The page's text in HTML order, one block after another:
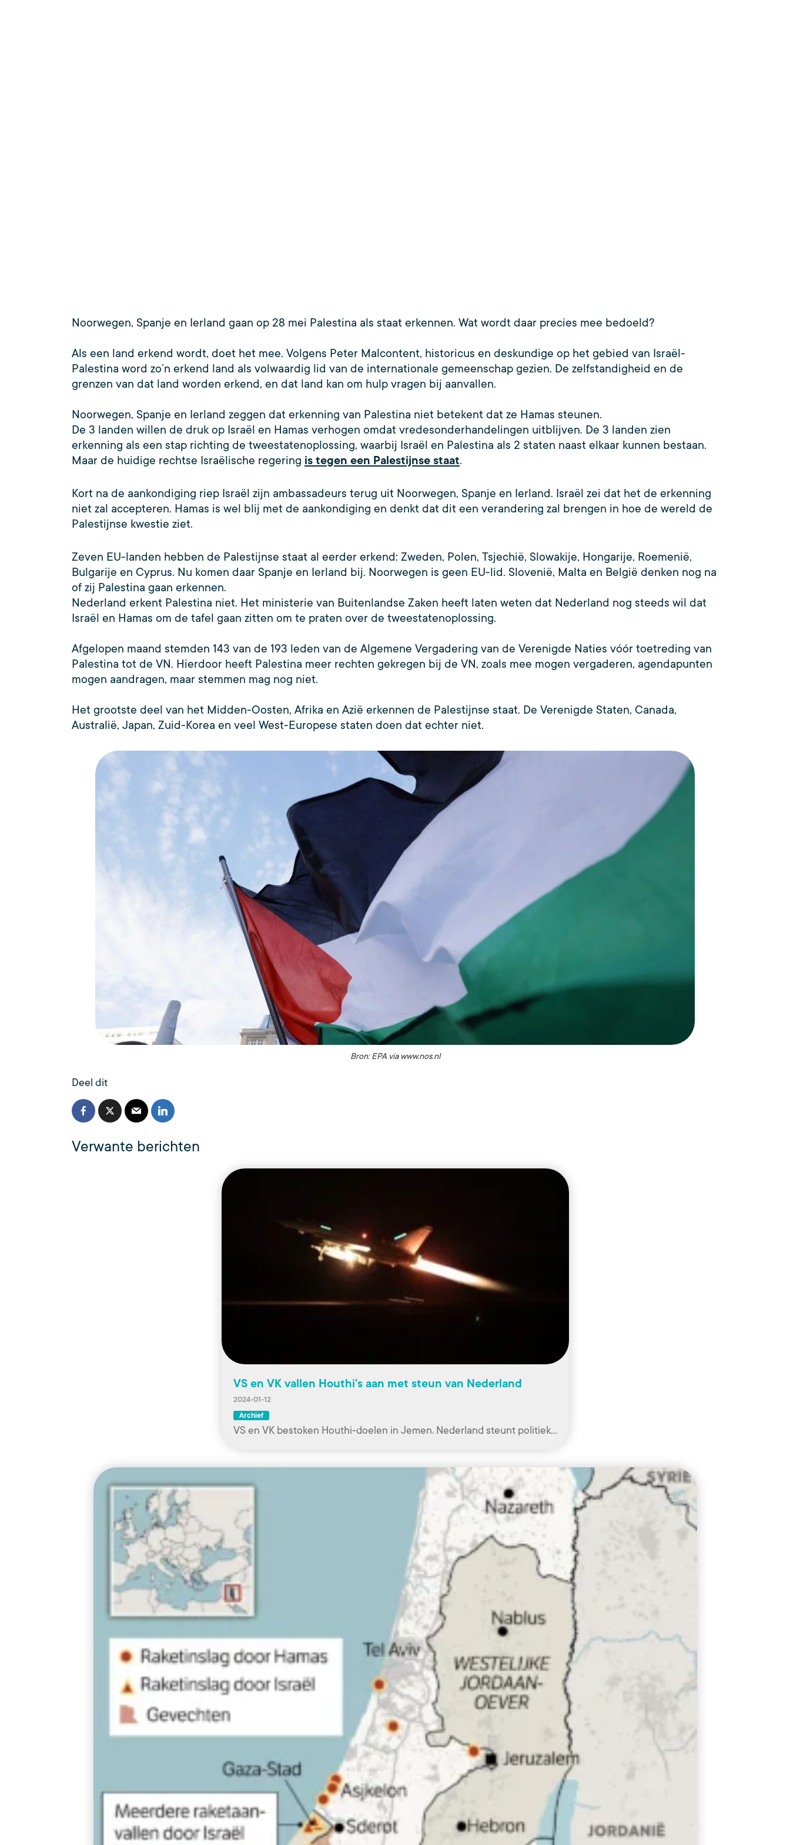
Noorwegen, Spanje en Ierland gaan op 28 mei Palestina als staat erkennen. Wat wordt daar precies mee bedoeld?
Als een land erkend wordt, doet het mee. Volgens Peter Malcontent, historicus en deskundige op het gebied van Israël-
Palestina word zo’n erkend land als volwaardig lid van de internationale gemeenschap gezien. De zelfstandigheid en de
grenzen van dat land worden erkend, en dat land kan om hulp vragen bij aanvallen.
Noorwegen, Spanje en Ierland zeggen dat erkenning van Palestina niet betekent dat ze Hamas steunen.
De 3 landen willen de druk op Israël en Hamas verhogen omdat vredesonderhandelingen uitblijven. De 3 landen zien
erkenning als een stap richting de tweestatenoplossing, waarbij Israël en Palestina als 2 staten naast elkaar kunnen bestaan.
Maar de huidige rechtse Israëlische regering is tegen een Palestijnse staat.
Kort na de aankondiging riep Israël zijn ambassadeurs terug uit Noorwegen, Spanje en Ierland. Israël zei dat het de erkenning
niet zal accepteren. Hamas is wel blij met de aankondiging en denkt dat dit een verandering zal brengen in hoe de wereld de
Palestijnse kwestie ziet.
Zeven EU-landen hebben de Palestijnse staat al eerder erkend: Zweden, Polen, Tsjechië, Slowakije, Hongarije, Roemenië,
Bulgarije en Cyprus. Nu komen daar Spanje en Ierland bij. Noorwegen is geen EU-lid. Slovenië, Malta en België denken nog na
of zij Palestina gaan erkennen.
Nederland erkent Palestina niet. Het ministerie van Buitenlandse Zaken heeft laten weten dat Nederland nog steeds wil dat
Israël en Hamas om de tafel gaan zitten om te praten over de tweestatenoplossing.
Afgelopen maand stemden 143 van de 193 leden van de Algemene Vergadering van de Verenigde Naties vóór toetreding van
Palestina tot de VN. Hierdoor heeft Palestina meer rechten gekregen bij de VN, zoals mee mogen vergaderen, agendapunten
mogen aandragen, maar stemmen mag nog niet.
Het grootste deel van het Midden-Oosten, Afrika en Azië erkennen de Palestijnse staat. De Verenigde Staten, Canada,
Australië, Japan, Zuid-Korea en veel West-Europese staten doen dat echter niet.
Bron: EPA via www.nos.nl
Deel dit
Verwante berichten
VS en VK vallen Houthi's aan met steun van Nederland
2024-01-12
Archief
VS en VK bestoken Houthi-doelen in Jemen. Nederland steunt politiek…